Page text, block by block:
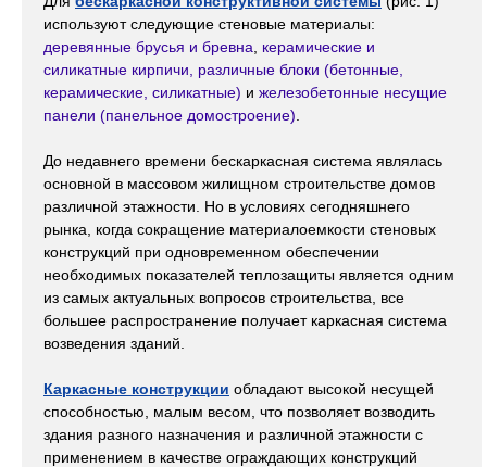
используют следующие стеновые материалы:
деревянные брусья и бревна
керамические и
силикатные кирпичи, различные блоки (бетонные,
керамические, силикатные) и железобетонные несущие
панели (панельное домостроение)
До недавнего времени бескаркасная система являлась
основной в массовом жилищном строительстве домов
различной этажности. Но в условиях сегодняшнего
рынка, когда сокращение материалоемкости стеновых
конструкций при одновременном обеспечении
необходимых показателей теплозащиты является одним
из самых актуальных вопросов строительства, все
большее распространение получает каркасная система
возведения зданий.
Каркасные конструкции обладают высокой несущей
способностью, малым весом, что позволяет возводить
здания разного назначения и различной этажности с
применением в качестве ограждающих конструкций